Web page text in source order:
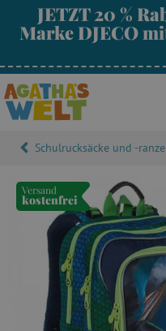
JETZT 20 %
Marke DJECO
Schulrucksäcke und -
Versand
kostenfrei